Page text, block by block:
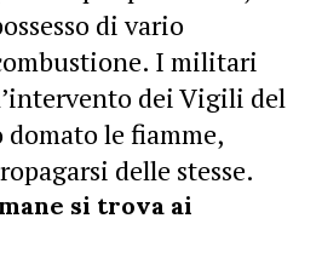
di vario
I militari
dei Vigili del
le fiamme,
delle stesse.
si trova ai